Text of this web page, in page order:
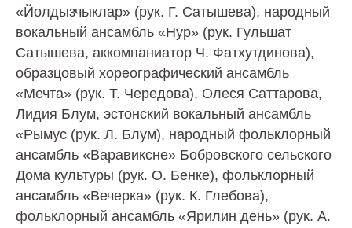
«Йолдызчыклар» (рук. Г. Сатышева), народный
вокальный ансамбль «Нур» (рук. Гульшат
Сатышева, аккомпаниатор Ч. Фатхутдинова),
образцовый хореографический ансамбль
«Мечта» (рук. Т. Чередова), Олеся Саттарова,
Лидия Блум, эстонский вокальный ансамбль
«Рымус (рук. Л. Блум), народный фольклорный
ансамбль «Варавиксне» Бобровского сельского
Дома культуры (рук. О. Бенке), фольклорный
ансамбль «Вечерка» (рук. К. Глебова),
фольклорный ансамбль «Ярилин день» (рук. А.